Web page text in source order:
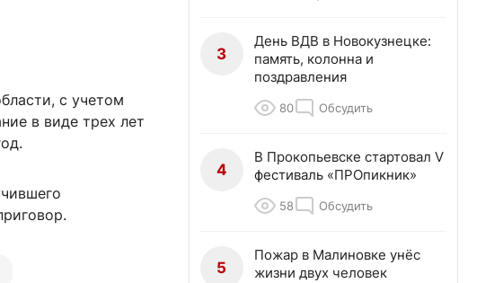
с учетом
в виде трех лет
3
День ВДВ в Новокузнецке:
память, колонна и
поздравления
80 Обсудить
4
В Прокопьевске стартовал V
фестиваль «ПРОпикник»
58 Обсудить
5
Пожар в Малиновке унёс
жизни двух человек